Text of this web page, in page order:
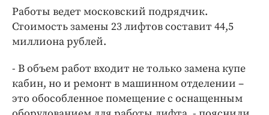
Медиаперсона
Интересное чтиво
Бренд года
Работодатель года
Работы ведет московский подрядчик.
Стоимость замены 23 лифтов составит 44,5
миллиона рублей.
- В объем работ входит не только замена купе
кабин, но и ремонт в машинном отделении –
это обособленное помещение с оснащенным